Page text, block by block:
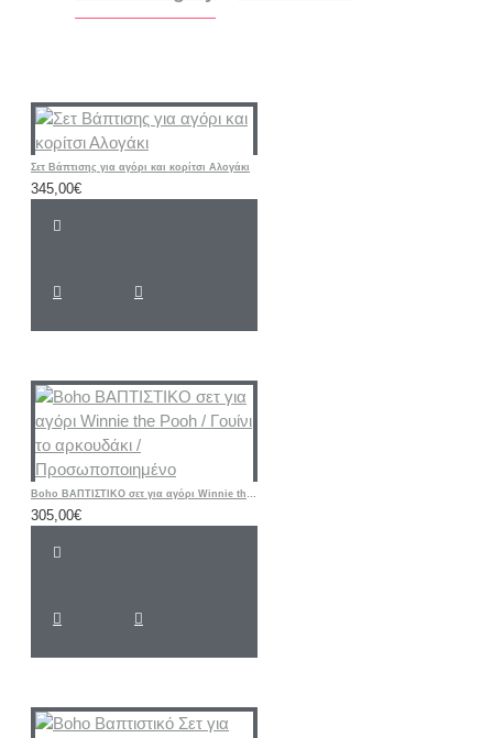
Σετ Βάπτισης για αγόρι και κορίτσι Αλογάκι
345,00€
Boho ΒΑΠΤΙΣΤΙΚΟ σετ για αγόρι Winnie the Pooh / Γουίνι το αρκουδάκι / Προσωποποιημένο
305,00€